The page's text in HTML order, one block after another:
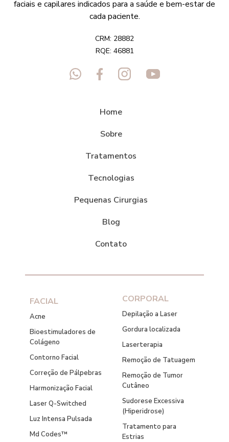
faciais e capilares indicados para a saúde e bem-estar de
cada paciente.
CRM: 28882
RQE: 46881
Home
Sobre
Tratamentos
Tecnologias
Pequenas Cirurgias
Blog
Contato
FACIAL
Acne
Bioestimuladores de
Colágeno
Contorno Facial
Correção de Pálpebras
Harmonização Facial
Laser Q-Switched
Luz Intensa Pulsada
Md Codes™
CORPORAL
Depilação a Laser
Gordura localizada
Laserterapia
Remoção de Tatuagem
Remoção de Tumor
Cutâneo
Sudorese Excessiva
(Hiperidrose)
Tratamento para
Estrias